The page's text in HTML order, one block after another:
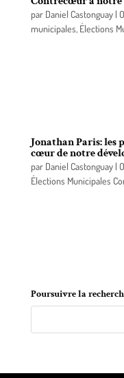
par Daniel Castonguay|
municipales, Élections
Jonathan Paris: les
cœur de notre
par Daniel Castonguay|
Élections Municipales
Poursuivre la